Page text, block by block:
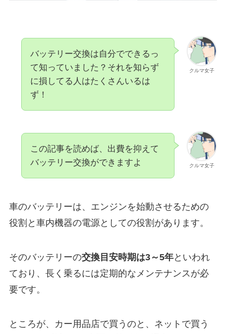
クルマ女子
バッテリー交換は自分でできるっ
て知っていました？それを知らず
に損してる人はたくさんいるは
ず！
クルマ女子
この記事を読めば、出費を抑えて
バッテリー交換ができますよ
車のバッテリーは、エンジンを始動させるための
役割と車内機器の電源としての役割があります。
そのバッテリーの交換目安時期は3～5年といわれ
ており、長く乗るには定期的なメンテナンスが必
要です。
ところが、カー用品店で買うのと、ネットで買う